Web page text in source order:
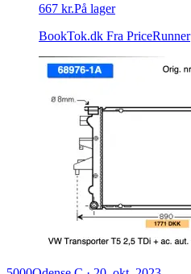
667 kr.På lager
BookTok.dk Fra PriceRunner